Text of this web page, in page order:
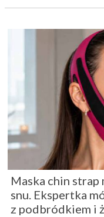
Maska chin strap
snu. Ekspertka
z podbródkiem i